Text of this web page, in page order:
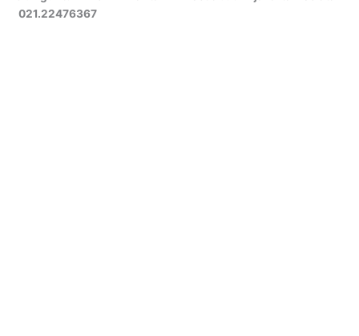
021.22476367